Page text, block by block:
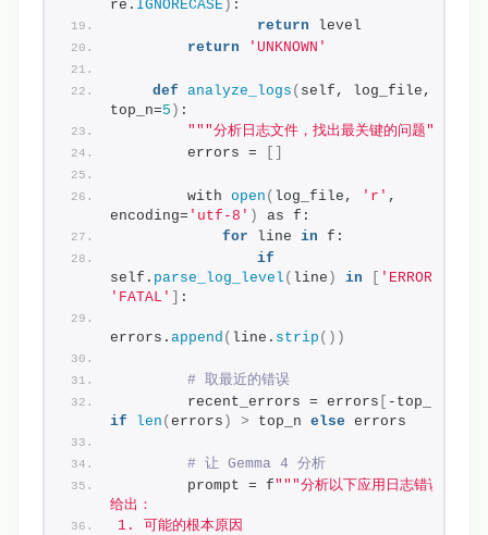
re. IGNORECASE ) :
return level
return
'UNKNOWN'
def analyze_logs ( self, log_file,
top_n=5 ) :
"" "分析日志文件，找出最关键的问题"
        errors =
        with
open ( log_file, 'r' ,
encoding= 'utf-8' )
as f:
for line in f:
if
self. parse_log_level ( line ) in 'ERROR'
'FATAL'
:
errors. append ( line. strip ())
# 取最近的错误
        recent_errors = errors
-top_n:
if
len ( errors ) > top_n else errors
# 让 Gemma 4 分析
        prompt = f
"" "分析以下应用日志错误，
给出：
1. 可能的根本原因